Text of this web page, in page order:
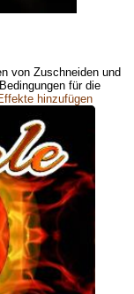
von Zuschneiden und
für die
hinzufügen